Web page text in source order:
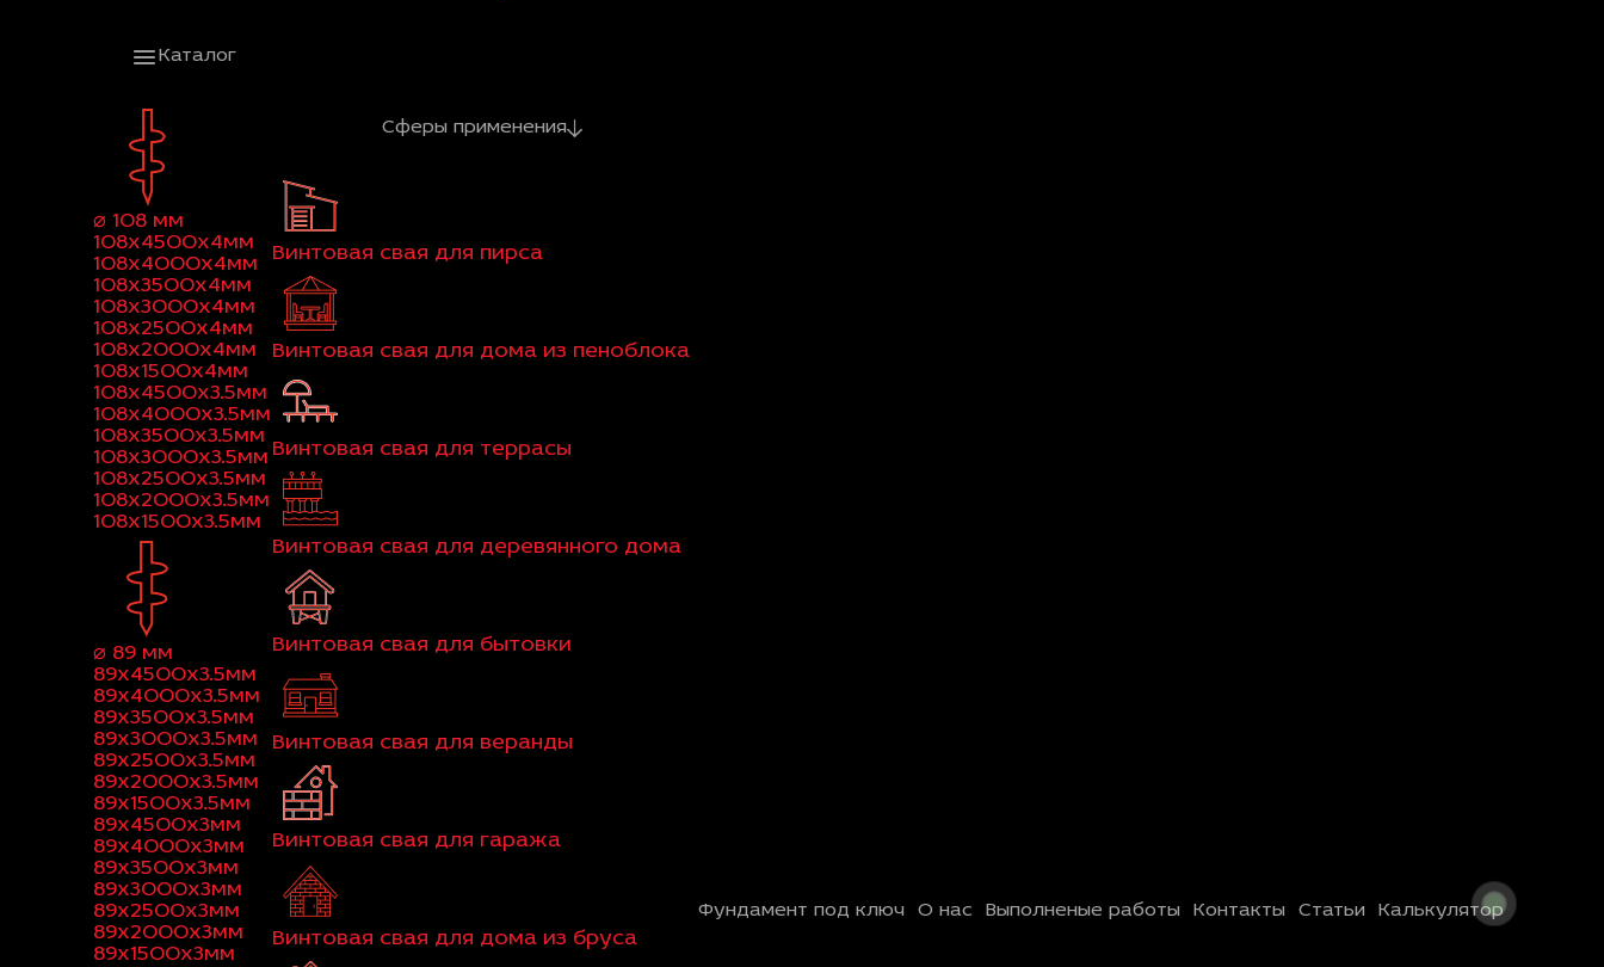
Каталог
⌀ 108 мм
108x4500x4мм
108x4000x4мм
108x3500x4мм
108x3000x4мм
108x2500x4мм
108x2000x4мм
108x1500x4мм
108x4500x3.5мм
108x4000x3.5мм
108x3500x3.5мм
108x3000x3.5мм
108x2500x3.5мм
108x2000x3.5мм
108x1500x3.5мм
⌀ 89 мм
89x4500x3.5мм
89x4000x3.5мм
89x3500x3.5мм
89x3000x3.5мм
89x2500x3.5мм
89x2000x3.5мм
89x1500x3.5мм
89x4500x3мм
89x4000x3мм
89x3500x3мм
89x3000x3мм
89x2500x3мм
89x2000x3мм
89x1500x3мм
Сферы применения
Винтовая свая для пирса
Винтовая свая для дома из пеноблока
Винтовая свая для террасы
Винтовая свая для деревянного дома
Винтовая свая для бытовки
Винтовая свая для веранды
Винтовая свая для гаража
Винтовая свая для дома из бруса
Фундамент под ключ О нас Выполненые работы Контакты Статьи Калькулятор